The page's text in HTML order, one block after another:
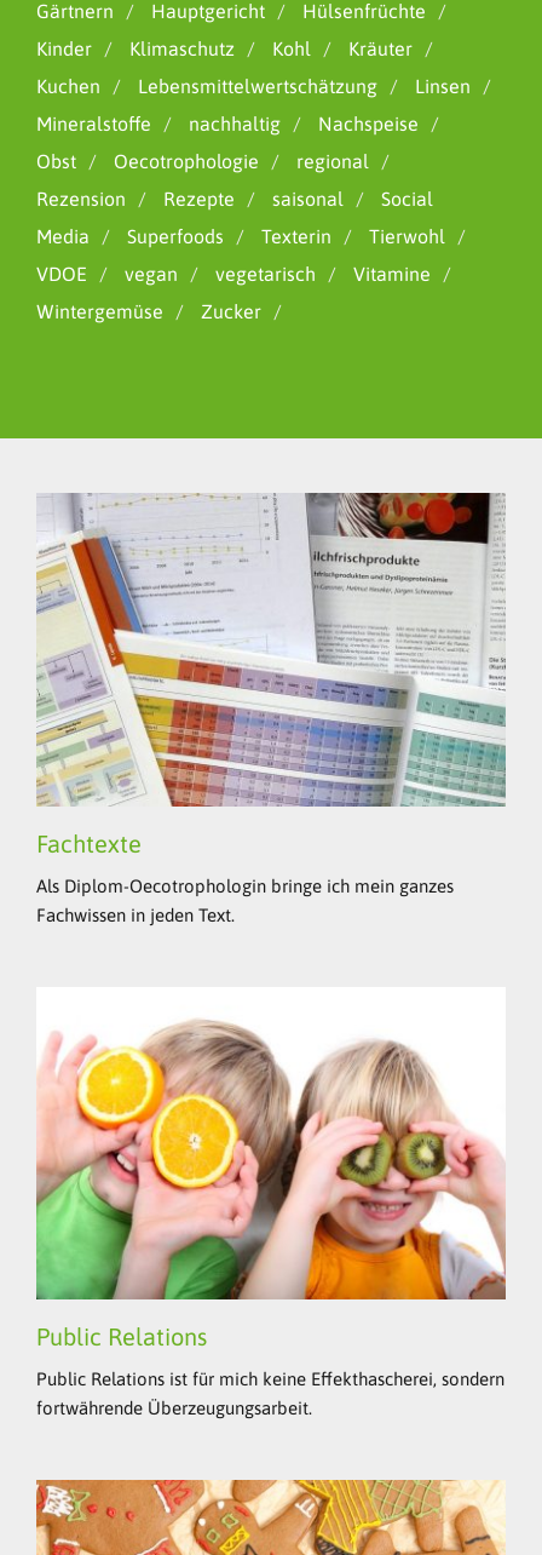
Gärtnern Hauptgericht
Hülsenfrüchte
Kinder
Klimaschutz Kohl
Kräuter
Kuchen
Lebensmittelwertschätzung
Linsen
Mineralstoffe
nachhaltig
Nachspeise
Obst
Oecotrophologie
regional
Rezension
Rezepte saisonal
Social
Media
Superfoods Texterin
Tierwohl
VDOE
vegan vegetarisch
Vitamine
Wintergemüse
Zucker
Fachtexte
Als Diplom-Oecotrophologin bringe ich mein ganzes
Fachwissen in jeden Text.
Public Relations
Public Relations ist für mich keine Effekthascherei, sondern
fortwährende Überzeugungsarbeit.